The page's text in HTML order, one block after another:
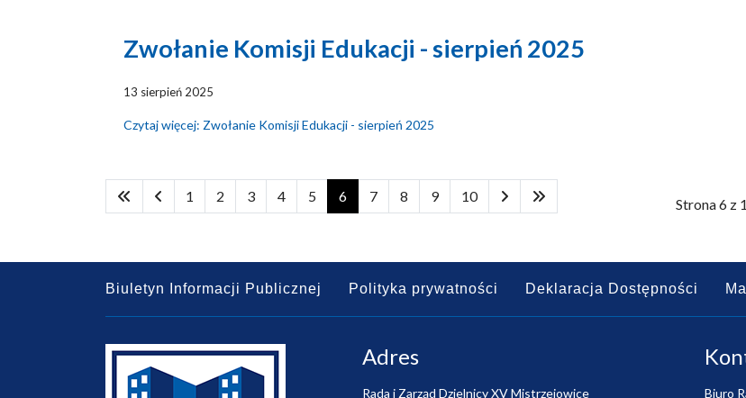
Zwołanie Komisji Edukacji - sierpień 2025
13 sierpień 2025
Czytaj więcej: Zwołanie Komisji Edukacji - sierpień 2025
Strona 6 z
1 2 3 4 5 6 7 8 9 10
Biuletyn Informacji Publicznej Polityka prywatności Deklaracja Dostępności
Adres
Rada i Zarząd Dzielnicy XV Mistrzejowice Biuro